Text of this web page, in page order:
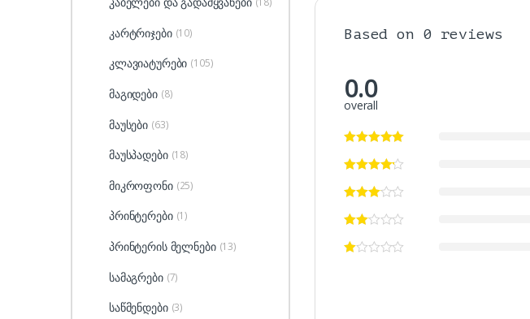
Based on 0 reviews
0.0
overall
კარტრიჯები (10)
კლავიატურები (105)
მაგიდები (8)
მაუსები (63)
მაუსპადები (18)
მიკროფონი (25)
პრინტერები (1)
პრინტერის მელნები (13)
სამაგრები (7)
საწმენდები (3)